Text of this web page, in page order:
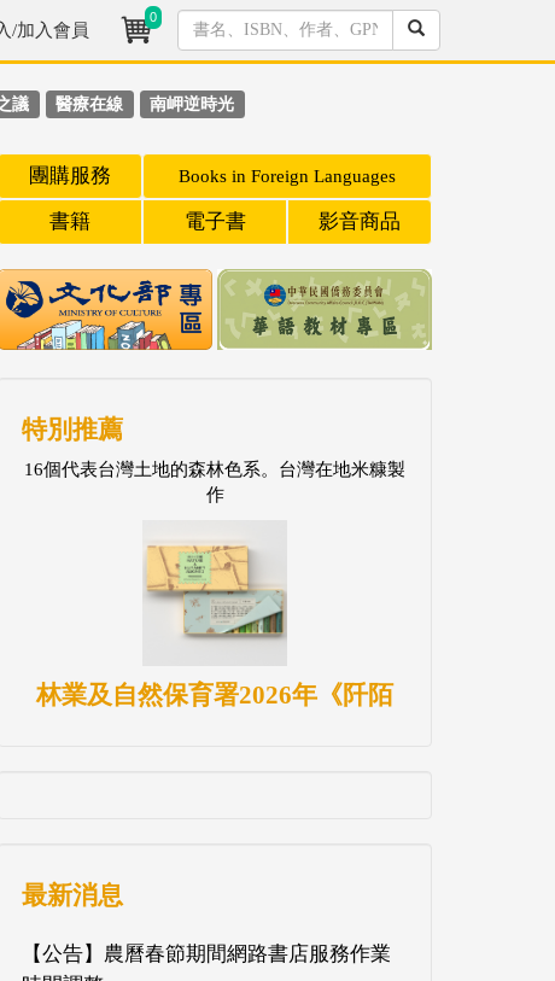
/加入會員
0
議 醫療在線 南岬逆時光
團購服務 Books in Foreign Languages
書籍 電子書 影音商品
特別推薦
16個代表台灣土地的森林色系。台灣在地米糠製
作
林業及自然保育署2026年《阡陌
最新消息
【公告】農曆春節期間網路書店服務作業